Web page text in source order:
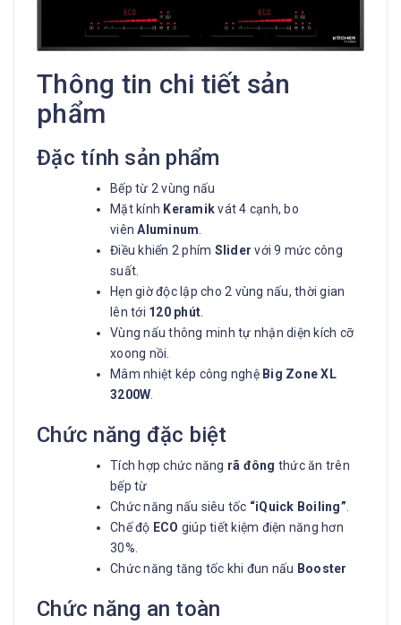
Thông tin chi tiết sản
phẩm
Đặc tính sản phẩm
Bếp từ 2 vùng nấu
Mặt kính Keramikvát 4 cạnh, bo
viênAluminum
Điều khiển 2 phím Slider với 9 mức công
suất.
Hẹn giờ độc lập cho 2 vùng nấu, thời gian
lên tới 120 phút
Vùng nấu thông minh tự nhận diện kích cỡ
xoong nồi.
Mâm nhiệt kép công nghệ Big Zone XL
3200W
Chức năng đặc biệt
Tích hợp chức năng rã đông thức ăn trên
bếp từ
Chức năng nấu siêu tốc “iQuick Boiling”
Chế độ ECO giúp tiết kiệm điện năng hơn
30%.
Chức năng tăng tốc khi đun nấu Booster
Chức năng an toàn